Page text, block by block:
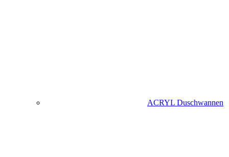
ACRYL Duschwannen